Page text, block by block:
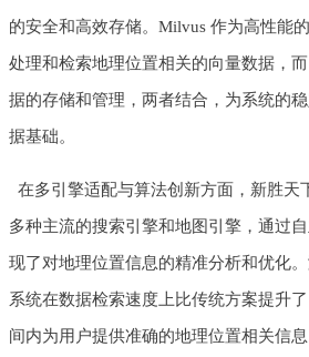
的安全和高效存储。Milvus 作为高性能
处理和检索地理位置相关的向量数据，
据的存储和管理，两者结合，为系统的
据基础。
在多引擎适配与算法创新方面，新胜天
多种主流的搜索引擎和地图引擎，通过
现了对地理位置信息的精准分析和优化
系统在数据检索速度上比传统方案提升
间内为用户提供准确的地理位置相关信